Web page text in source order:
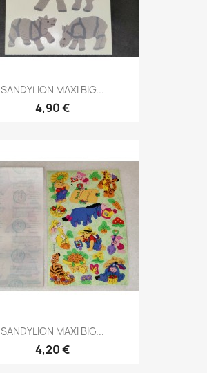
SANDYLION MAXI BIG...
4,90 €
SANDYLION MAXI BIG...
4,20 €